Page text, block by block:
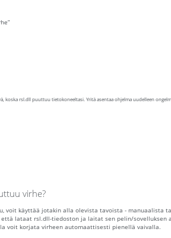
koska rsl.dll puuttuu tietokoneeltasi. Yritä asentaa ohjelma uudelleen
virhe?
voit käyttää jotakin alla olevista tavoista - manuaalista
lataat rsl.dll-tiedoston ja laitat sen pelin/sovelluksen
voit korjata virheen automaattisesti pienellä vaivalla.